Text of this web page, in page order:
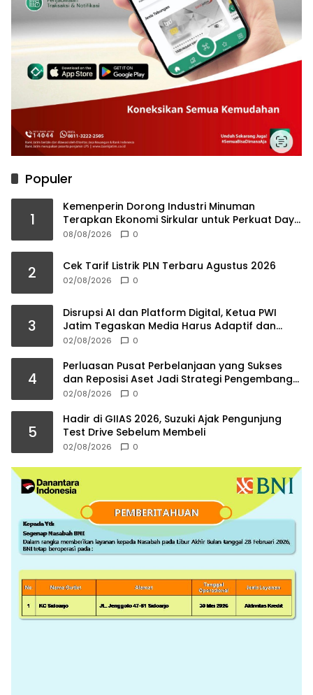
Populer
1
Kemenperin Dorong Industri Minuman
Terapkan Ekonomi Sirkular untuk Perkuat Daya
Saing
08/08/2026 0
2 Cek Tarif Listrik PLN Terbaru Agustus 2026
02/08/2026 0
3
Disrupsi AI dan Platform Digital, Ketua PWI
Jatim Tegaskan Media Harus Adaptif dan
Jaga Kredibilitas
02/08/2026 0
4
Perluasan Pusat Perbelanjaan yang Sukses
dan Reposisi Aset Jadi Strategi Pengembang
Kelolah Pasar Ritel
02/08/2026 0
5
Hadir di GIIAS 2026, Suzuki Ajak Pengunjung
Test Drive Sebelum Membeli
02/08/2026 0